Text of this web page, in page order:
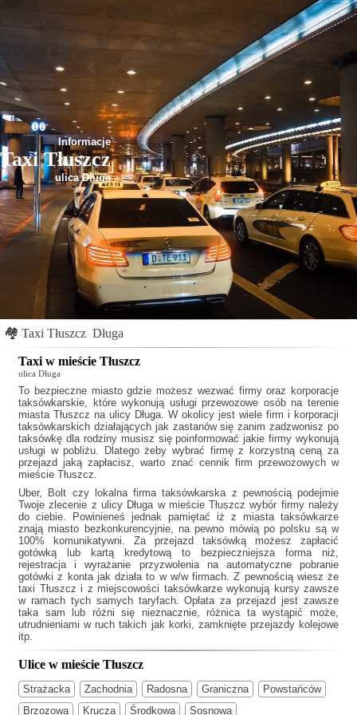
Informacje
Taxi Tłuszcz
ulica Długa
🏘 Taxi Tłuszcz Długa
Taxi w mieście Tłuszcz
ulica Długa
To bezpieczne miasto gdzie możesz wezwać firmy oraz korporacje
taksówkarskie, które wykonują usługi przewozowe osób na terenie
miasta Tłuszcz na ulicy Długa. W okolicy jest wiele firm i korporacji
taksówkarskich działających jak zastanów się zanim zadzwonisz po
taksówkę dla rodziny musisz się poinformować jakie firmy wykonują
usługi w pobliżu. Dlatego żeby wybrać firmę z korzystną ceną za
przejazd jaką zapłacisz, warto znać cennik firm przewozowych w
mieście Tłuszcz.
Uber, Bolt czy lokalna firma taksówkarska z pewnością podejmie
Twoje zlecenie z ulicy Długa w mieście Tłuszcz wybór firmy należy
do ciebie. Powinieneś jednak pamiętać iż z miasta taksówkarze
znają miasto bezkonkurencyjnie, na pewno mówią po polsku są w
100% komunikatywni. Za przejazd taksówką możesz zapłacić
gotówką lub kartą kredytową to bezpieczniejsza forma niż,
rejestracja i wyrażanie przyzwolenia na automatyczne pobranie
gotówki z konta jak działa to w w/w firmach. Z pewnością wiesz że
taxi Tłuszcz i z miejscowości taksówkarze wykonują kursy zawsze
w ramach tych samych taryfach. Opłata za przejazd jest zawsze
taka sam lub różni się nieznacznie, różnica ta wystąpić może,
utrudnieniami w ruch takich jak korki, zamknięte przejazdy kolejowe
itp.
Ulice w mieście Tłuszcz
Strażacka Zachodnia Radosna Graniczna
Powstańców
Brzozowa
Krucza Środkowa Sosnowa